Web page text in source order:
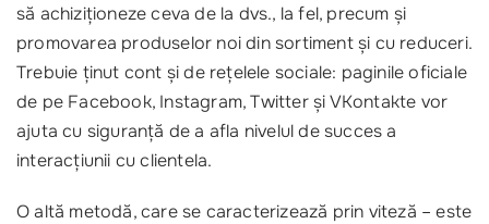
să achiziționeze ceva de la dvs., la fel, precum și
promovarea produselor noi din sortiment și cu reduceri.
Trebuie ținut cont și de rețelele sociale: paginile oficiale
de pe Facebook, Instagram, Twitter și VKontakte vor
ajuta cu siguranță de a afla nivelul de succes a
interacțiunii cu clientela.
O altă metodă, care se caracterizează prin viteză – este